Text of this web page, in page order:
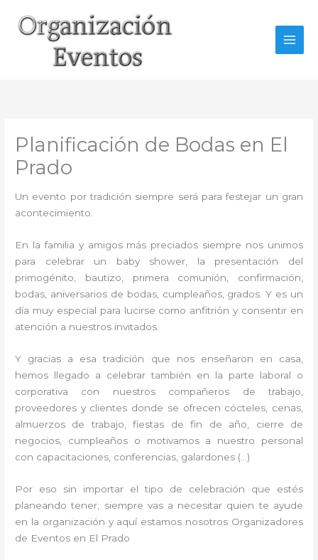
contenido
Planificación de Bodas en El
Prado
Un evento por tradición siempre será para festejar un gran
acontecimiento.
En la familia y amigos más preciados siempre nos unimos
para celebrar un baby shower, la presentación del
primogénito, bautizo, primera comunión, confirmación,
bodas, aniversarios de bodas, cumpleaños, grados. Y es un
día muy especial para lucirse como anfitrión y consentir en
atención a nuestros invitados.
Y gracias a esa tradición que nos enseñaron en casa,
hemos llegado a celebrar también en la parte laboral o
corporativa con nuestros compañeros de trabajo,
proveedores y clientes donde se ofrecen cócteles, cenas,
almuerzos de trabajo, fiestas de fin de año, cierre de
negocios, cumpleaños o motivamos a nuestro personal
con capacitaciones, conferencias, galardones (…)
Por eso sin importar el tipo de celebración que estés
planeando tener, siempre vas a necesitar quien te ayude
en la organización y aquí estamos nosotros Organizadores
de Eventos en El Prado